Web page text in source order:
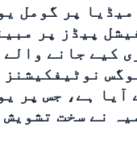
پر گومل
پیڈز پر
کیے جانے والے
نوٹیفکیشنز
آیا ہے، جس پر
نے سخت تشویش